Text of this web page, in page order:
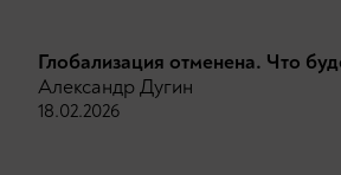
Глобализация отменена. Что
Александр Дугин
18.02.2026